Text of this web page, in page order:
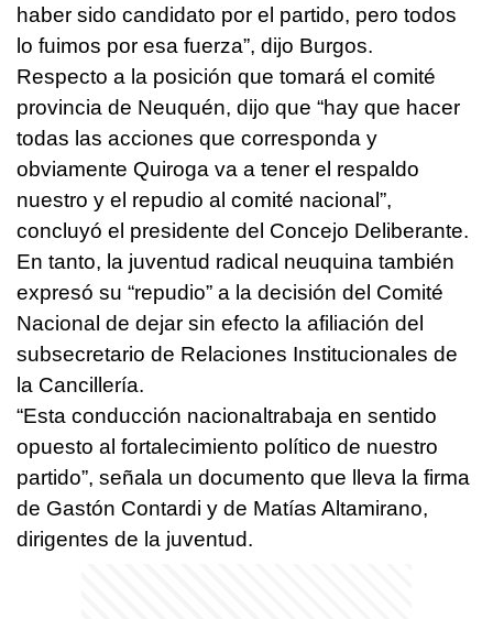
haber sido candidato por el partido, pero todos
lo fuimos por esa fuerza”, dijo Burgos.
Respecto a la posición que tomará el comité
provincia de Neuquén, dijo que “hay que hacer
todas las acciones que corresponda y
obviamente Quiroga va a tener el respaldo
nuestro y el repudio al comité nacional”,
concluyó el presidente del Concejo Deliberante.
En tanto, la juventud radical neuquina también
expresó su “repudio” a la decisión del Comité
Nacional de dejar sin efecto la afiliación del
subsecretario de Relaciones Institucionales de
la Cancillería.
“Esta conducción nacionaltrabaja en sentido
opuesto al fortalecimiento político de nuestro
partido”, señala un documento que lleva la firma
de Gastón Contardi y de Matías Altamirano,
dirigentes de la juventud.